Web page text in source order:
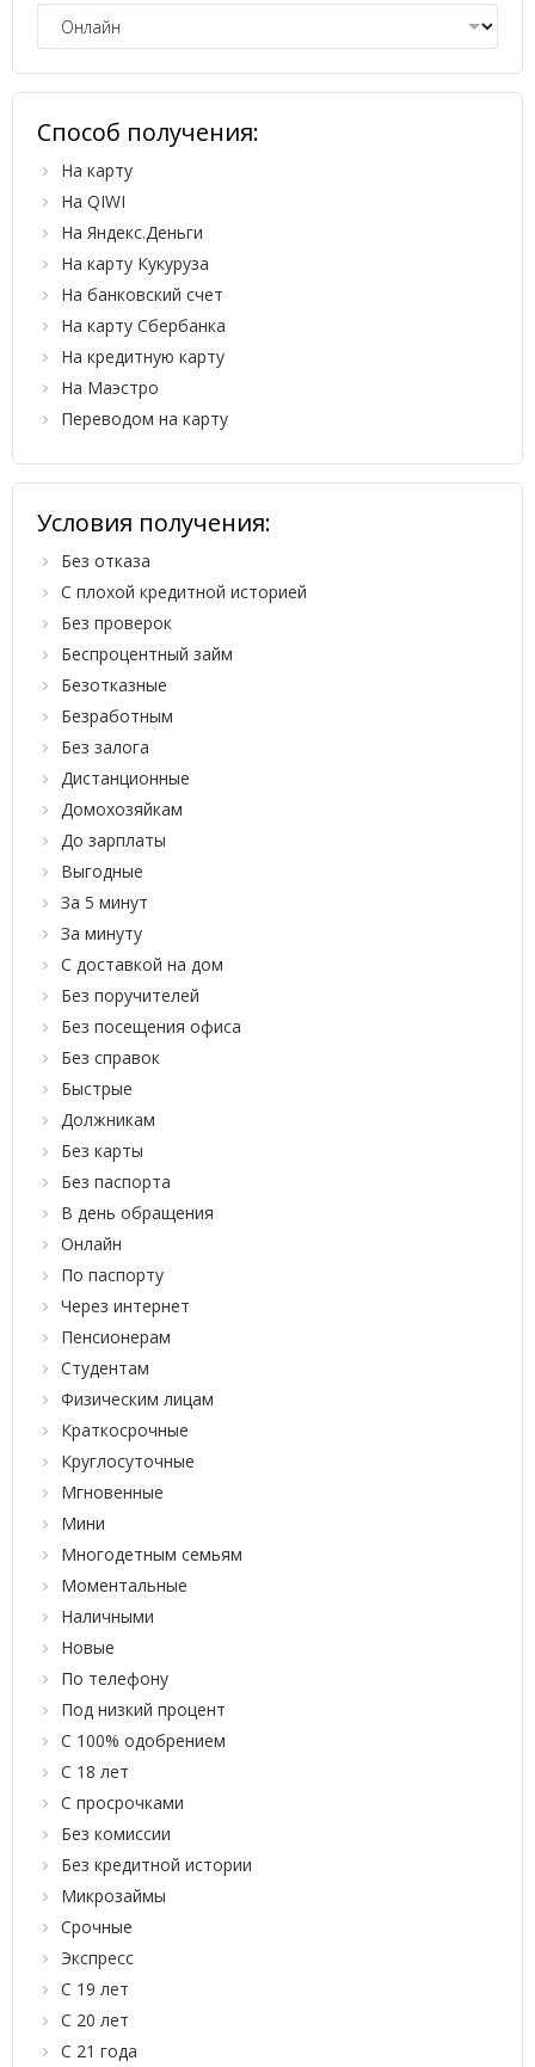
Способ получения:
На карту
На QIWI
На Яндекс.Деньги
На карту Кукуруза
На банковский счет
На карту Сбербанка
На кредитную карту
На Маэстро
Переводом на карту
Условия получения:
Без отказа
С плохой кредитной историей
Без проверок
Беспроцентный займ
Безотказные
Безработным
Без залога
Дистанционные
Домохозяйкам
До зарплаты
Выгодные
За 5 минут
За минуту
С доставкой на дом
Без поручителей
Без посещения офиса
Без справок
Быстрые
Должникам
Без карты
Без паспорта
В день обращения
Онлайн
По паспорту
Через интернет
Пенсионерам
Студентам
Физическим лицам
Краткосрочные
Круглосуточные
Мгновенные
Мини
Многодетным семьям
Моментальные
Наличными
Новые
По телефону
Под низкий процент
С 100% одобрением
С 18 лет
С просрочками
Без комиссии
Без кредитной истории
Микрозаймы
Срочные
Экспресс
С 19 лет
С 20 лет
С 21 года